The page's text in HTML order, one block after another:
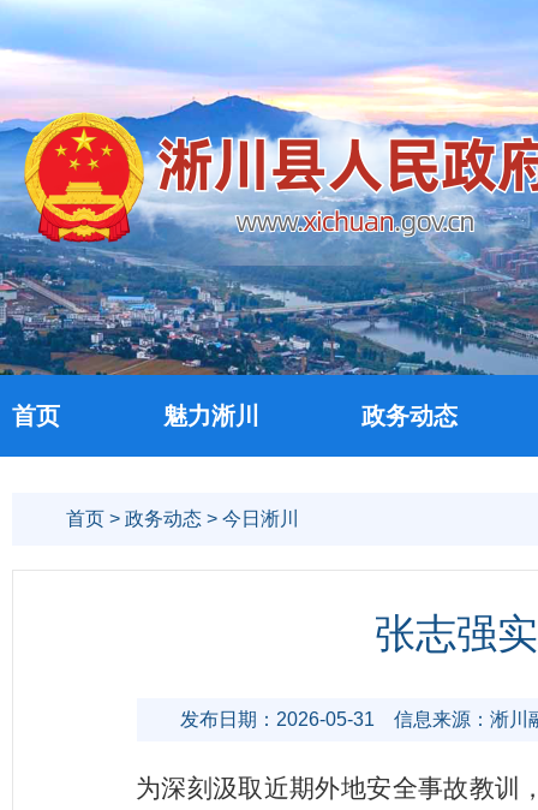
首页 魅力淅川 政务动态
首页 > 政务动态 > 今日淅川
张志强
发布日期：2026-05-31 信息来源：淅川
为深刻汲取近期外地安全事故教训